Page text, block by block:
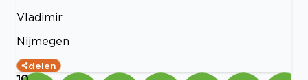
Vladimir
Nijmegen
delen